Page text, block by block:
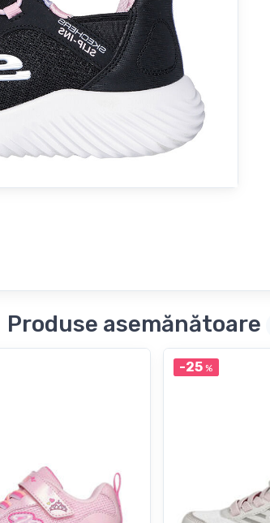
Produse asemănătoare
-25 %